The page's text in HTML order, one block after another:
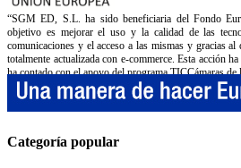
“SGM ED, S.L. ha sido beneficiaria del Fondo
objetivo es mejorar el uso y la calidad de las
comunicaciones y el acceso a las mismas y gracias
totalmente actualizada con e-commerce. Esta acción
ha contado con el apoyo del programa TICCámaras de
Categoría popular